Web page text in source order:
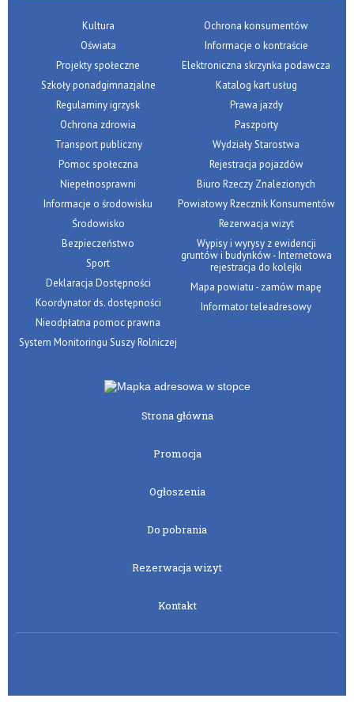
Kultura
Oświata
Projekty społeczne
Szkoły ponadgimnazjalne
Regulaminy igrzysk
Ochrona zdrowia
Transport publiczny
Pomoc społeczna
Niepełnosprawni
Informacje o środowisku
Środowisko
Bezpieczeństwo
Sport
Deklaracja Dostępności
Koordynator ds. dostępności
Nieodpłatna pomoc prawna
System Monitoringu Suszy Rolniczej
Ochrona konsumentów
Informacje o kontraście
Elektroniczna skrzynka podawcza
Katalog kart usług
Prawa jazdy
Paszporty
Wydziały Starostwa
Rejestracja pojazdów
Biuro Rzeczy Znalezionych
Powiatowy Rzecznik Konsumentów
Rezerwacja wizyt
Wypisy i wyrysy z ewidencji
gruntów i budynków - Internetowa
rejestracja do kolejki
Mapa powiatu - zamów mapę
Informator teleadresowy
Strona główna
Promocja
Ogłoszenia
Do pobrania
Rezerwacja wizyt
Kontakt